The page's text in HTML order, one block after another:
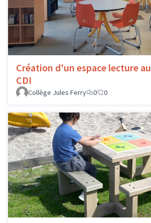
Création d'un espace lecture au
CDI
Collège Jules Ferry
0 0